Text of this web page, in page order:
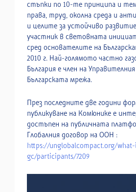
стъпки по 10-те принципа и
права, труд, околна среда и
и целите за устойчиво
участник в световната
сред основателите на
2010 г. Най-голямото частно
България е член на
Българската мрежа.
През последните две години
публикуване на Комюнике е
достъпен на публичната
Глобалния договор на ООН :
https://unglobalcompact.org/
gc/participants/7209